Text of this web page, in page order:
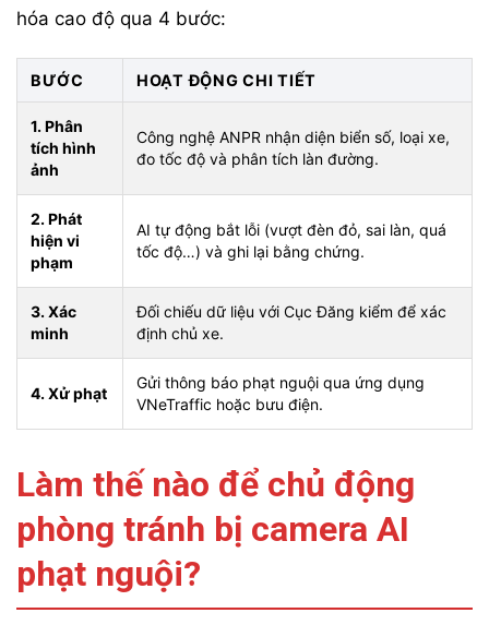
hóa cao độ qua 4 bước:
BƯỚC HOẠT ĐỘNG CHI TIẾT
1. Phân
tích hình
ảnh
Công nghệ ANPR nhận diện biển số, loại xe,
đo tốc độ và phân tích làn đường.
2. Phát
hiện vi
phạm
AI tự động bắt lỗi (vượt đèn đỏ, sai làn, quá
tốc độ…) và ghi lại bằng chứng.
3. Xác
minh
Đối chiếu dữ liệu với Cục Đăng kiểm để xác
định chủ xe.
4. Xử phạt
Gửi thông báo phạt nguội qua ứng dụng
VNeTraffic hoặc bưu điện.
Làm thế nào để chủ động
phòng tránh bị camera AI
phạt nguội?